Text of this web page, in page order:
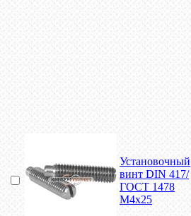
Установочный
винт DIN 417/
ГОСТ 1478
М4х25